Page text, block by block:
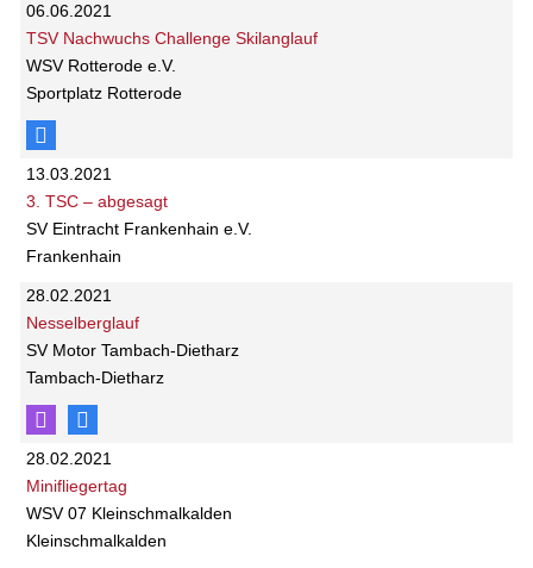
06.06.2021
TSV Nachwuchs Challenge Skilanglauf
WSV Rotterode e.V.
Sportplatz Rotterode
13.03.2021
3. TSC – abgesagt
SV Eintracht Frankenhain e.V.
Frankenhain
28.02.2021
Nesselberglauf
SV Motor Tambach-Dietharz
Tambach-Dietharz
28.02.2021
Minifliegertag
WSV 07 Kleinschmalkalden
Kleinschmalkalden